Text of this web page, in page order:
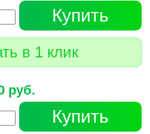
Купить
в 1 клик
руб.
Купить